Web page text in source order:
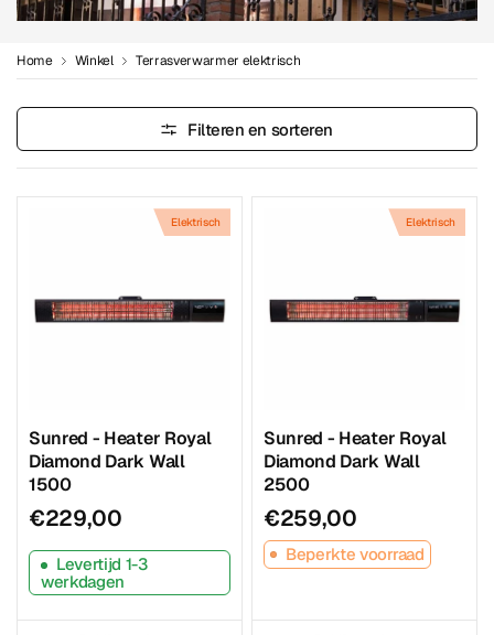
Home Winkel Terrasverwarmer elektrisch
Filteren en sorteren
Elektrisch
Sunred - Heater Royal
Diamond Dark Wall
1500
€229,00
Levertijd 1-3
werkdagen
Elektrisch
Sunred - Heater Royal
Diamond Dark Wall
2500
€259,00
Beperkte voorraad